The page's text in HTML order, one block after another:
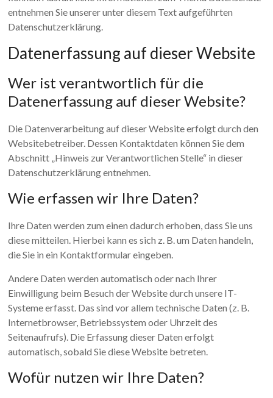
entnehmen Sie unserer unter diesem Text aufgeführten
Datenschutzerklärung.
Datenerfassung auf dieser Website
Wer ist verantwortlich für die
Datenerfassung auf dieser Website?
Die Datenverarbeitung auf dieser Website erfolgt durch den
Websitebetreiber. Dessen Kontaktdaten können Sie dem
Abschnitt „Hinweis zur Verantwortlichen Stelle“ in dieser
Datenschutzerklärung entnehmen.
Wie erfassen wir Ihre Daten?
Ihre Daten werden zum einen dadurch erhoben, dass Sie uns
diese mitteilen. Hierbei kann es sich z. B. um Daten handeln,
die Sie in ein Kontaktformular eingeben.
Andere Daten werden automatisch oder nach Ihrer
Einwilligung beim Besuch der Website durch unsere IT-
Systeme erfasst. Das sind vor allem technische Daten (z. B.
Internetbrowser, Betriebssystem oder Uhrzeit des
Seitenaufrufs). Die Erfassung dieser Daten erfolgt
automatisch, sobald Sie diese Website betreten.
Wofür nutzen wir Ihre Daten?